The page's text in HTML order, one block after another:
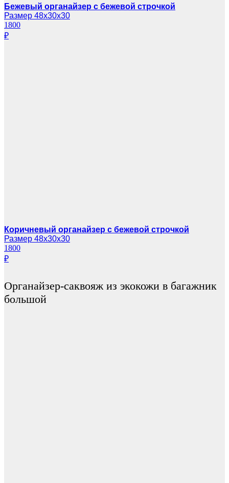
Бежевый органайзер с бежевой строчкой
Размер 48х30х30
1800
₽
Коричневый органайзер с бежевой строчкой
Размер 48х30х30
1800
₽
Органайзер-саквояж из экокожи в багажник
большой